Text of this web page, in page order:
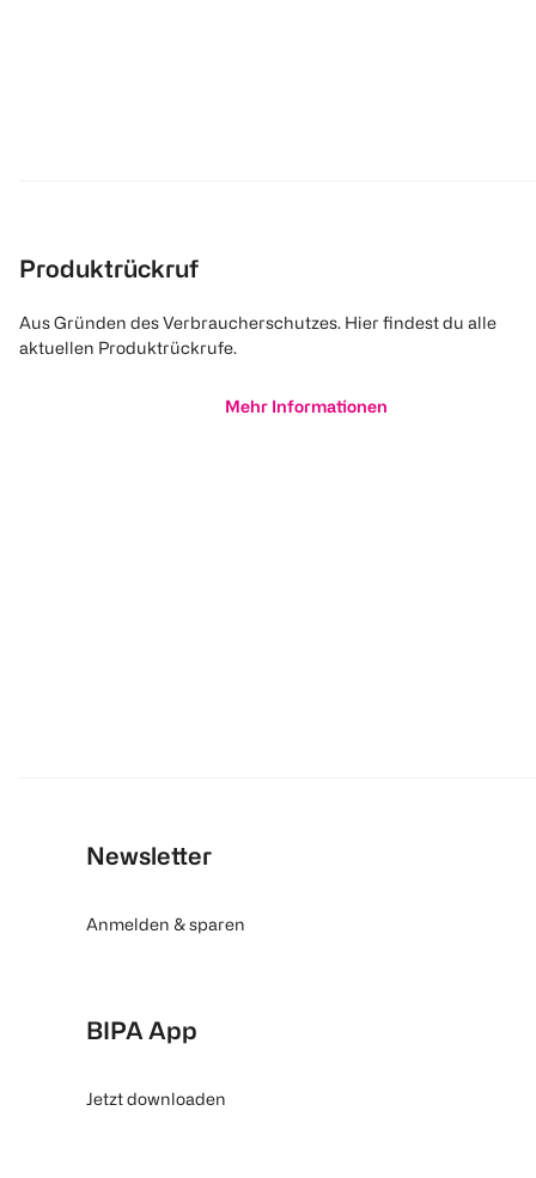
Produktrückruf
Aus Gründen des Verbraucherschutzes. Hier findest du alle
aktuellen Produktrückrufe.
Mehr Informationen
Newsletter
Anmelden & sparen
BIPA App
Jetzt downloaden